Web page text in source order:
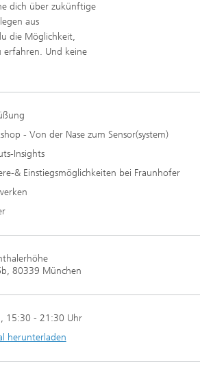
dich über zukünftige
aus
die Möglichkeit,
erfahren. Und keine
- Von der Nase zum Sensor(system)
Insights
& Einstiegsmöglichkeiten bei Fraunhofer
80339 München
, 15:30 - 21:30 Uhr
herunterladen